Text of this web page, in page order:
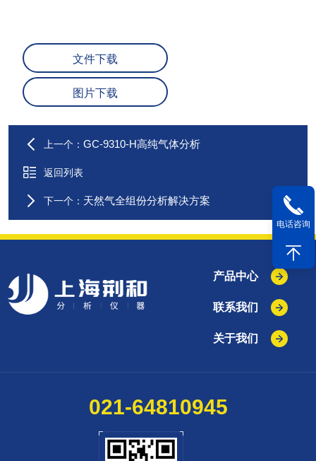
文件下载
图片下载
上一个： GC-9310-H高纯气体分析
返回列表
下一个： 天然气全组份分析解决方案
产品中心
联系我们
关于我们
021-64810945
电话咨询